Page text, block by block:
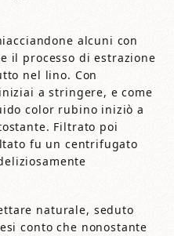
alcuni con
il processo di estrazione
nel lino. Con
a stringere, e come
color rubino iniziò a
Filtrato poi
fu un centrifugato
naturale, seduto
conto che nonostante